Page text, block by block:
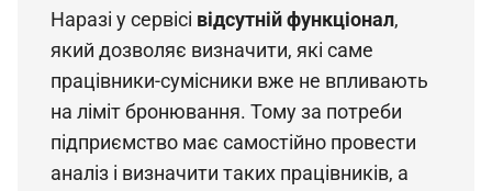
Наразі у сервісі відсутній функціонал,
який дозволяє визначити, які саме
працівники-сумісники вже не впливають
на ліміт бронювання. Тому за потреби
підприємство має самостійно провести
аналіз і визначити таких працівників, а